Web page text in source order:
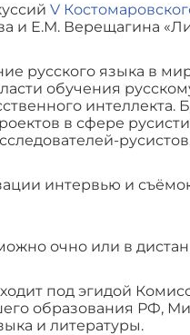
V
и Е.М. Верещагина
русского языка в
обучения
в сфере
интервью и
очно или в
под эгидой
образования РФ,
и литературы.